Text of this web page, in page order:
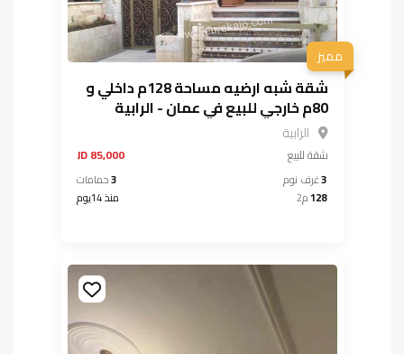
مميز
شقة شبه ارضيه مساحة 128م داخلي و
80م خارجي للبيع في عمان - الرابية
الرابية
شقةللبيع 85,000 JD
3غرف نوم 3حمامات
128م2 منذ 14يوم